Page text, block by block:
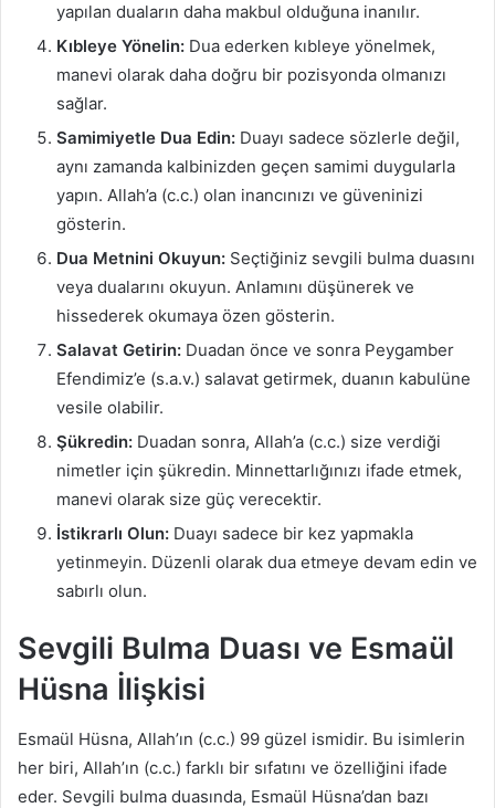
yapılan duaların daha makbul olduğuna inanılır.
Kıbleye Yönelin: Dua ederken kıbleye yönelmek,
manevi olarak daha doğru bir pozisyonda olmanızı
sağlar.
Samimiyetle Dua Edin: Duayı sadece sözlerle değil,
aynı zamanda kalbinizden geçen samimi duygularla
yapın. Allah’a (c.c.) olan inancınızı ve güveninizi
gösterin.
Dua Metnini Okuyun: Seçtiğiniz sevgili bulma duasını
veya dualarını okuyun. Anlamını düşünerek ve
hissederek okumaya özen gösterin.
Salavat Getirin: Duadan önce ve sonra Peygamber
Efendimiz’e (s.a.v.) salavat getirmek, duanın kabulüne
vesile olabilir.
Şükredin: Duadan sonra, Allah’a (c.c.) size verdiği
nimetler için şükredin. Minnettarlığınızı ifade etmek,
manevi olarak size güç verecektir.
İstikrarlı Olun: Duayı sadece bir kez yapmakla
yetinmeyin. Düzenli olarak dua etmeye devam edin ve
sabırlı olun.
Sevgili Bulma Duası ve Esmaül
Hüsna İlişkisi
Esmaül Hüsna, Allah’ın (c.c.) 99 güzel ismidir. Bu isimlerin
her biri, Allah’ın (c.c.) farklı bir sıfatını ve özelliğini ifade
eder. Sevgili bulma duasında, Esmaül Hüsna’dan bazı